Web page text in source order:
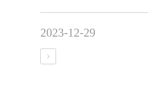
2023-12-29